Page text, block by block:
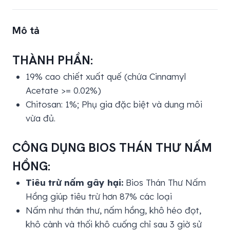
Mô tả
THÀNH PHẦN:
19% cao chiết xuất quế (chứa Cinnamyl
Acetate >= 0.02%)
Chitosan: 1%; Phụ gia đặc biệt và dung môi
vừa đủ.
CÔNG DỤNG BIOS THÁN THƯ NẤM
HỒNG:
Tiêu trừ nấm gây hại: Bios Thán Thư Nấm
Hồng giúp tiêu trừ hơn 87% các loại
Nấm như thán thư, nấm hồng, khô héo đọt,
khô cành và thối khô cuống chỉ sau 3 giờ sử